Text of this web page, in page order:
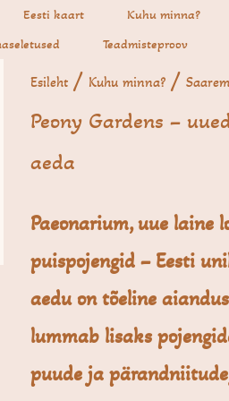
Eesti kaart Kuhu minna?
Teadmisteproov
Esileht / Kuhu minna? /
Peony Gardens –
aeda
Paeonarium, uue laine
puispojengid – Eesti
aedu on tõeline
lummab lisaks
puude ja